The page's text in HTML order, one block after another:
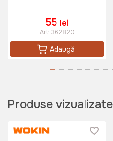
55 lei
Art: 362820
Adaugă
Produse vizualizate